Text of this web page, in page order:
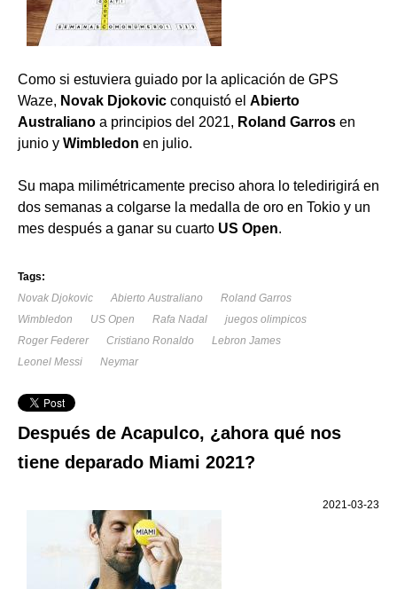
Como si estuviera guiado por la aplicación de GPS
Waze, Novak Djokovic conquistó el Abierto
Australiano a principios del 2021, Roland Garros en
junio y Wimbledon en julio.
Su mapa milimétricamente preciso ahora lo teledirigirá en
dos semanas a colgarse la medalla de oro en Tokio y un
mes después a ganar su cuarto US Open.
Tags:
Novak Djokovic
Abierto Australiano
Roland Garros
Wimbledon
US Open Rafa Nadal
juegos olimpicos
Roger Federer
Cristiano Ronaldo
Lebron James
Leonel Messi
Neymar
Después de Acapulco, ¿ahora qué nos
tiene deparado Miami 2021?
2021-03-23